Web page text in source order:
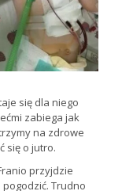
się dla niego
zabiega jak
na zdrowe
się o jutro.
przyjdzie
pogodzić. Trudno